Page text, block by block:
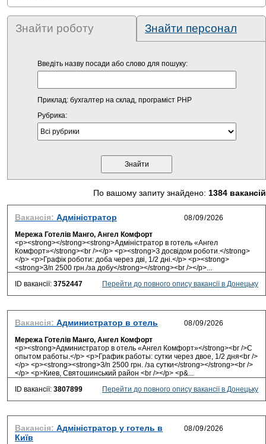
Знайти роботу Знайти персонал
Введіть назву посади або слово для пошуку:
Приклад: бухгалтер на склад, програміст PHP
Рубрика:
По вашому запиту знайдено: 1384 вакансій
Вакансія: Адміністратор
Мережа Готелів Манго, Ангел Комфорт
<p><strong></strong><strong>Адміністратор в готель «Ангел
Комфорт»</strong><br /></p> <p><strong>З досвідом роботи.</strong>
</p> <p>Графік роботи: доба через дві, 1/2 дні.</p> <p><strong>
<strong>З/п 2500 грн./за добу</strong></strong><br /></p>...
ID вакансії: 3752447 Перейти до повного опису вакансії в Донецьку
Вакансія: Администратор в отель
Мережа Готелів Манго, Ангел Комфорт
<p><strong>Администратор в отель «Ангел Комфорт»</strong><br />С
опытом работы.</p> <p>График работы: сутки через двое, 1/2 дня<br />
</p> <p><strong><strong>З/п 2500 грн. /за сутки</strong></strong><br />
</p> <p>Киев, Святошинський район <br /></p> <p&...
ID вакансії: 3807899 Перейти до повного опису вакансії в Донецьку
Вакансія: Адміністратор у готель в
Київ